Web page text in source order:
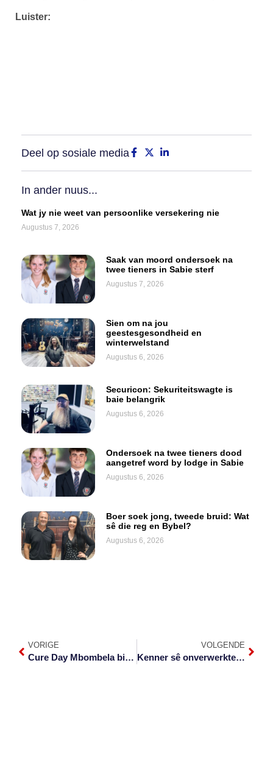
Luister:
Deel op sosiale media
In ander nuus...
Wat jy nie weet van persoonlike versekering nie
Augustus 7, 2026
Saak van moord ondersoek na
twee tieners in Sabie sterf
Augustus 7, 2026
Sien om na jou
geestesgesondheid en
winterwelstand
Augustus 6, 2026
Securicon: Sekuriteitswagte is
baie belangrik
Augustus 6, 2026
Ondersoek na twee tieners dood
aangetref word by lodge in Sabie
Augustus 6, 2026
Boer soek jong, tweede bruid: Wat
sê die reg en Bybel?
Augustus 6, 2026
VORIGE
Cure Day Mbombela bied slegs topgehalte sorg
VOLGENDE
Kenner sê onverwerkte trauma kan bydra tot demensie